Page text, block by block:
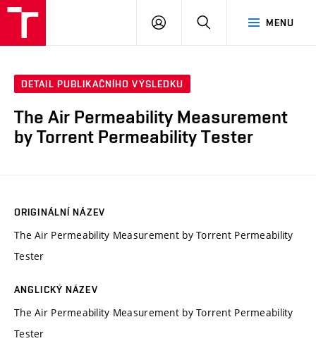
MENU
PŘIHLÁSIT
DETAIL PUBLIKAČNÍHO VÝSLEDKU
The Air Permeability Measurement
by Torrent Permeability Tester
ORIGINÁLNÍ NÁZEV
The Air Permeability Measurement by Torrent Permeability
Tester
ANGLICKÝ NÁZEV
The Air Permeability Measurement by Torrent Permeability
Tester